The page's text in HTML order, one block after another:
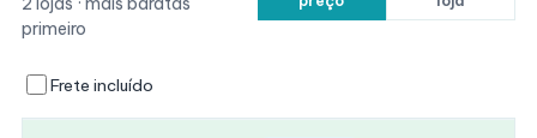
primeiro
Frete incluído